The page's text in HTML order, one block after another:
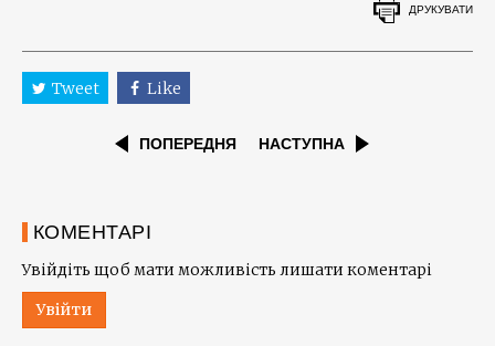
ДРУКУВАТИ
Tweet Like
ПОПЕРЕДНЯ НАСТУПНА
КОМЕНТАРІ
Увійдіть щоб мати можливість лишати коментарі
Увійти